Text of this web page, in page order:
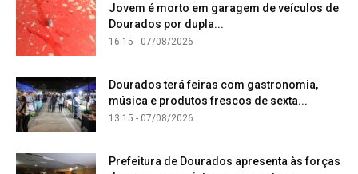
Jovem é morto em garagem de veículos de
Dourados por dupla...
16:15 - 07/08/2026
Dourados terá feiras com gastronomia,
música e produtos frescos de sexta...
13:15 - 07/08/2026
Prefeitura de Dourados apresenta às forças